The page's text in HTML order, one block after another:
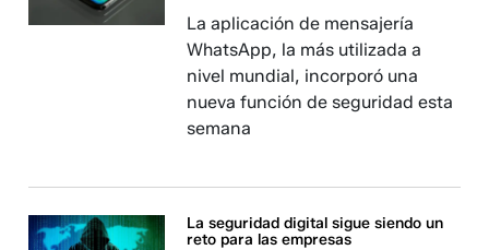
La aplicación de mensajería
WhatsApp, la más utilizada a
nivel mundial, incorporó una
nueva función de seguridad esta
semana
La seguridad digital sigue siendo un
reto para las empresas